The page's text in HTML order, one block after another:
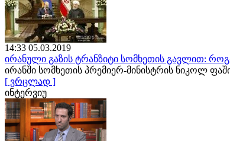
14:33 05.03.2019
ირანული გაზის ტრანზიტი სომხეთის გავლით:
ირანში სომხეთის პრემიერ-მინისტრის ნიკოლ
[ ვრცლად ]
ინტერვიუ